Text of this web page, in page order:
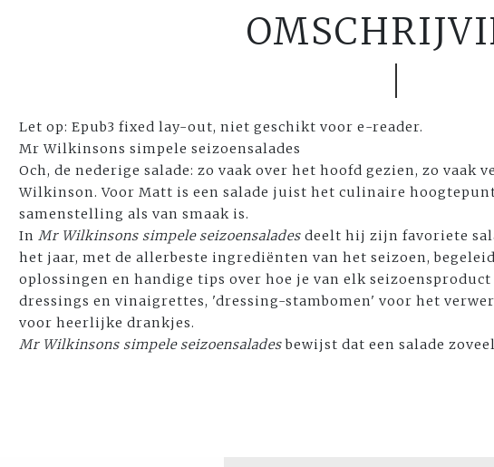
Let op: Epub3 fixed lay-out, niet geschikt voor e-reader.
Mr Wilkinsons simpele seizoensalades
Och, de nederige salade: zo vaak over het hoofd gezien, zo vaak
Wilkinson. Voor Matt is een salade juist het culinaire
samenstelling als van smaak is.
In Mr Wilkinsons simpele seizoensaladesdeelt hij zijn favoriete
het jaar, met de allerbeste ingrediënten van het seizoen,
oplossingen en handige tips over hoe je van elk
dressings en vinaigrettes, 'dressing-stambomen' voor het
voor heerlijke drankjes.
Mr Wilkinsons simpele seizoensaladesbewijst dat een salade